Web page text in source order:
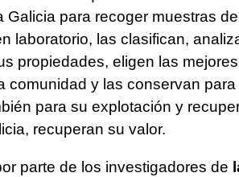
para recoger muestras
laboratorio, las clasifican,
propiedades, eligen las
comunidad y las conservan
para su explotación y
recuperan su valor.
parte de los investigadores de